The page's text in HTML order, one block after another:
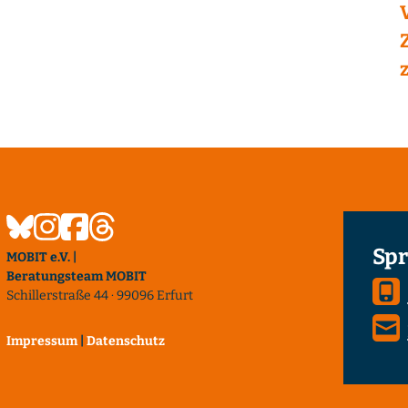
MOBIT e.V. |
Beratungsteam MOBIT
Schillerstraße 44 · 99096 Erfurt
Impressum Datenschutz